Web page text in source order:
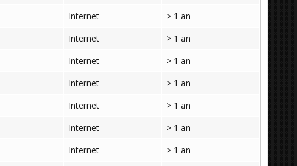
Internet
> 1 an
Internet
> 1 an
Internet
> 1 an
Internet
> 1 an
Internet
> 1 an
Internet
> 1 an
Internet
> 1 an